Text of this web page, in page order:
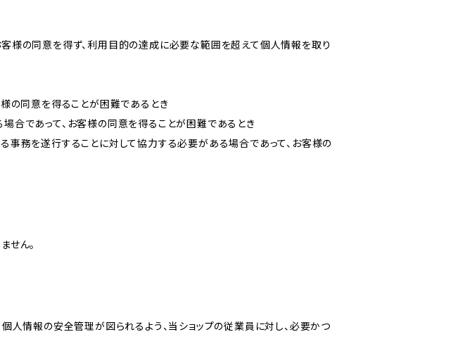
様の同意を得ず、利用目的の達成に必要な範囲を超えて個人情報を取り
の同意を得ることが困難であるとき
合であって、お客様の同意を得ることが困難であるとき
事務を遂行することに対して協力する必要がある場合であって、お客様の
せん。
人情報の安全管理が図られるよう、当ショップの従業員に対し、必要かつ